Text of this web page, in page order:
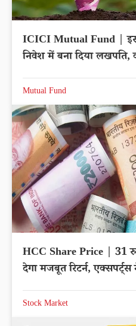
ICICI Mutual Fund |
निवेश में बना दिया
Mutual Fund
HCC Share Price | 31
देगा मजबूत रिटर्न, एक्सपर्ट्स
Stock Market